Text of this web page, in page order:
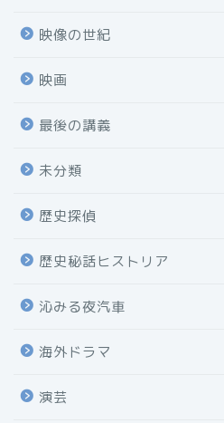
映像の世紀
映画
最後の講義
未分類
歴史探偵
歴史秘話ヒストリア
沁みる夜汽車
海外ドラマ
演芸